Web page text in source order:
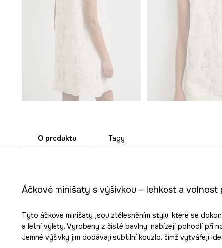
O produktu Tagy
Áčkové minišaty s výšivkou – lehkost a volnost
Tyto áčkové minišaty jsou ztělesněním stylu, které se
a letní výlety. Vyrobeny z čisté bavlny, nabízejí pohodlí při
Jemné výšivky jim dodávají subtilní kouzlo, čímž vytvářejí